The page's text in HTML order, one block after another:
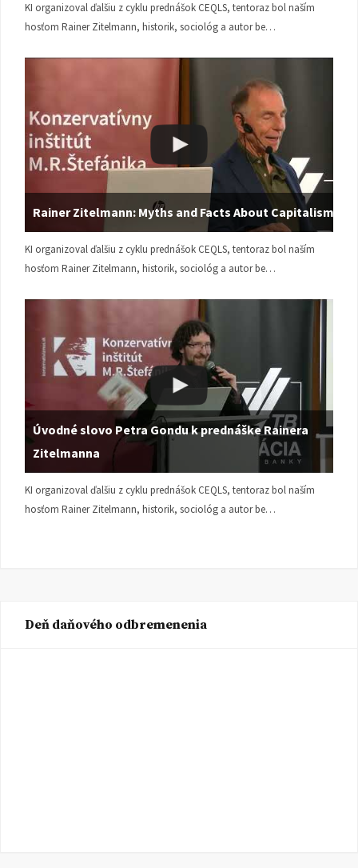
KI organizoval ďalšiu z cyklu prednášok CEQLS, tentoraz bol naším
hosťom Rainer Zitelmann, historik, sociológ a autor be…
Rainer Zitelmann: Myths and Facts About Capitalism
KI organizoval ďalšiu z cyklu prednášok CEQLS, tentoraz bol naším
hosťom Rainer Zitelmann, historik, sociológ a autor be…
Úvodné slovo Petra Gondu k prednáške Rainera
Zitelmanna
KI organizoval ďalšiu z cyklu prednášok CEQLS, tentoraz bol naším
hosťom Rainer Zitelmann, historik, sociológ a autor be…
Deň daňového odbremenenia